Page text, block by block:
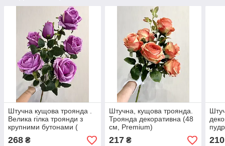
Штучна кущова троянда .
Велика гілка троянди з
крупними бутонами (
Premium, 75 см )
268 ₴
Штучна, кущова троянда.
Троянда декоративна (48
см, Premium)
217₴ 210